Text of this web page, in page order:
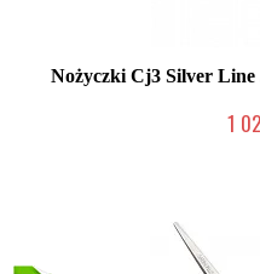
Nożyczki Cj3 Silver Line
1